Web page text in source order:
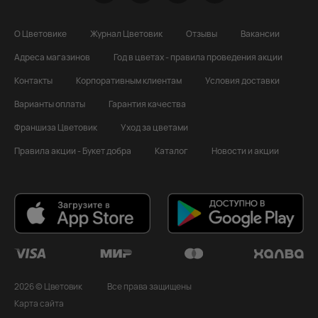
О Цветовике Журнал Цветовик Отзывы
Вакансии
Адреса магазинов
Год в цветах - правила проведения акции
Контакты
Корпоративным клиентам
Условия доставки
Варианты оплаты
Гарантия качества
Франшиза Цветовик
Уход за цветами
Правила акции - Букет добра
Каталог Новости и акции
2026 © Цветовик
Все права защищены
Карта сайта